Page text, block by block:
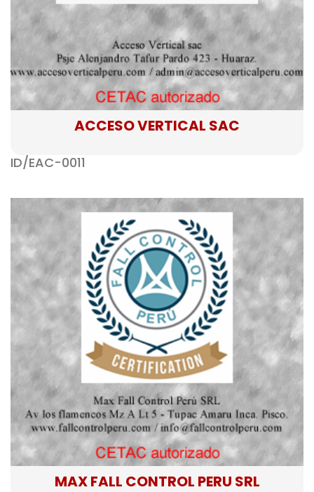
ACCESO VERTICAL SAC
ID/EAC-0011
MAX FALL CONTROL PERU SRL